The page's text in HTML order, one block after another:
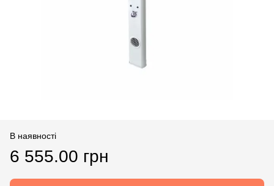
В наявності
6 555.00 грн